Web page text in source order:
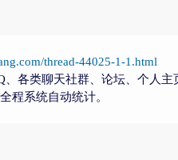
thread-44025-1-1.html
各类聊天社群、论坛、个人
程系统自动统计。